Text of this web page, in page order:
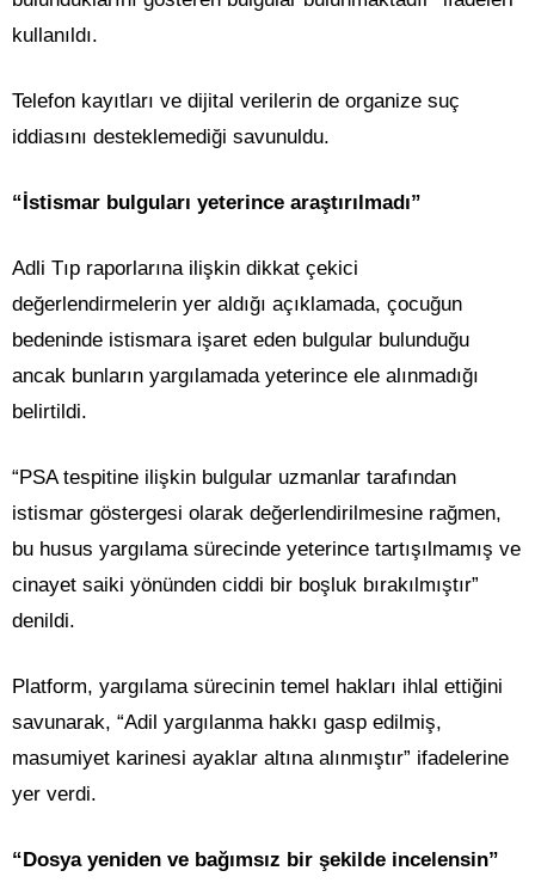
kullanıldı.
Telefon kayıtları ve dijital verilerin de organize suç
iddiasını desteklemediği savunuldu.
“İstismar bulguları yeterince araştırılmadı”
Adli Tıp raporlarına ilişkin dikkat çekici
değerlendirmelerin yer aldığı açıklamada, çocuğun
bedeninde istismara işaret eden bulgular bulunduğu
ancak bunların yargılamada yeterince ele alınmadığı
belirtildi.
“PSA tespitine ilişkin bulgular uzmanlar tarafından
istismar göstergesi olarak değerlendirilmesine rağmen,
bu husus yargılama sürecinde yeterince tartışılmamış ve
cinayet saiki yönünden ciddi bir boşluk bırakılmıştır”
denildi.
Platform, yargılama sürecinin temel hakları ihlal ettiğini
savunarak, “Adil yargılanma hakkı gasp edilmiş,
masumiyet karinesi ayaklar altına alınmıştır” ifadelerine
yer verdi.
“Dosya yeniden ve bağımsız bir şekilde incelensin”